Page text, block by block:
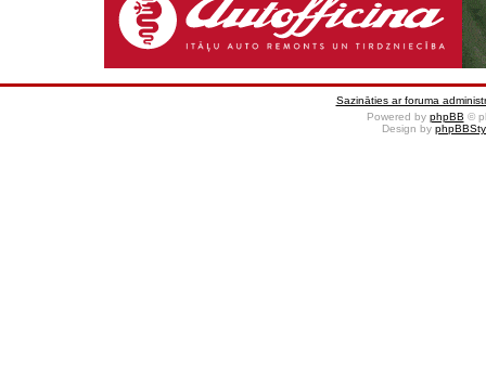
Sazināties ar foruma
Powered by phpBB ©
Design by